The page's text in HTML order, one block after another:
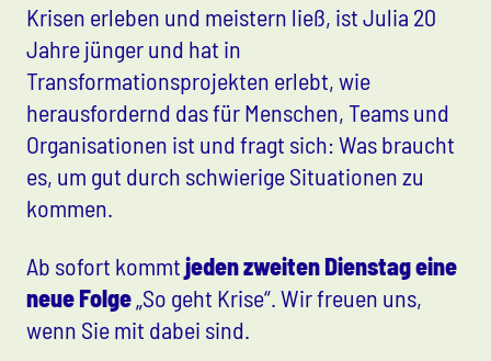
Krisen erleben und meistern ließ, ist Julia 20
Jahre jünger und hat in
Transformationsprojekten erlebt, wie
herausfordernd das für Menschen, Teams und
Organisationen ist und fragt sich: Was braucht
es, um gut durch schwierige Situationen zu
kommen.
Ab sofort kommtjeden zweiten Dienstag eine
neue Folge „So geht Krise“. Wir freuen uns,
wenn Sie mit dabei sind.